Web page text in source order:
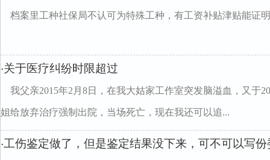
档案里工种社保局不认可为特殊工种，有工资补贴津贴能证
·关于医疗纠纷时限超过
我父亲2015年2月8日，在我大姑家工作室突发脑溢血，又于
姐给放弃治疗强制出院，当场死亡，现在我还可以追...
·工伤鉴定做了，但是鉴定结果没下来，可不可以写